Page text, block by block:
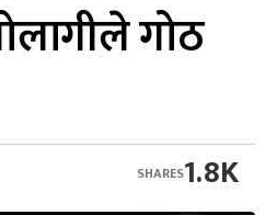
गोठ
1.8K
SHARES